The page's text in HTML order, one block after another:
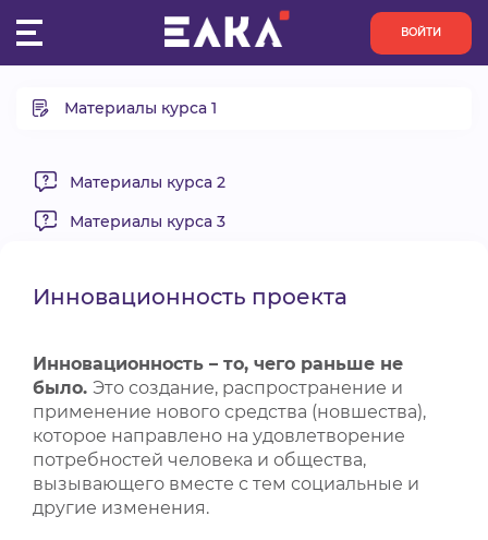
ВОЙТИ
ПУЛЬС
КОНКУРСЫ
ОРГАНИЗАЦИИ
АКТИВИСТЫ
АНАЛИТИКА
БАЗА ЗНАНИЙ
ВИДЕОКУРСЫ
Материалы курса 1
Что такое социальный проект?
целевой группы.
проекта.
Материалы курса 2
Материалы курса 3
Инновационность проекта
Инновационность – то, чего раньше не
было. Это создание, распространение и
применение нового средства (новшества),
которое направлено на удовлетворение
потребностей человека и общества,
вызывающего вместе с тем социальные и
другие изменения.